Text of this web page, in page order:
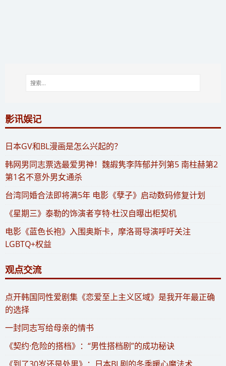
影讯娱记
​日本GV和BL漫画是怎么兴起的？
​韩网男同志票选最爱男神！魏嘏隽李阵郁并列第5 南柱赫第2
第1名不意外男女通杀
​台湾同婚合法即将满5年 电影《孽子》启动数码修复计划
《星期三》泰勒的饰演者亨特·杜汉自曝出柜契机
电影《蓝色长袍》入围奥斯卡，摩洛哥导演呼吁关注
LGBTQ+权益
观点交流
​点开韩国同性爱剧集《恋爱至上主义区域》是我开年最正确
的选择
一封同志写给母亲的情书
《契约·危险的搭档》：“男性搭档剧”的成功秘诀
《到了30岁还是处男》：日本BL剧的冬季暖心魔法术